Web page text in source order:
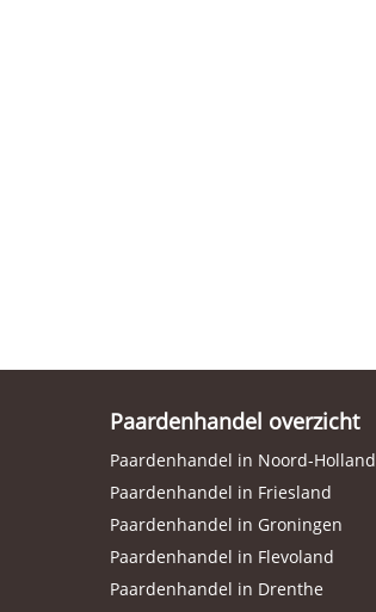
Paardenhandel overzicht
Paardenhandel in Noord-Holland
Paardenhandel in Friesland
Paardenhandel in Groningen
Paardenhandel in Flevoland
Paardenhandel in Drenthe